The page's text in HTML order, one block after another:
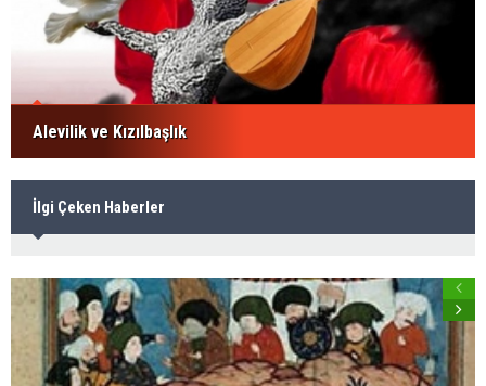
Alevilik ve Kızılbaşlık
İlgi Çeken Haberler